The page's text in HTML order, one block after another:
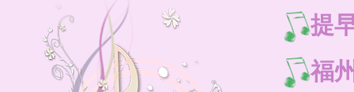
提
福